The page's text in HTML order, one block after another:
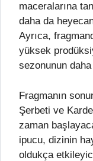
maceralarına
daha da
Ayrıca,
yüksek
sezonunun daha
Fragmanın
Şerbeti ve
zaman
ipucu, dizinin
oldukça